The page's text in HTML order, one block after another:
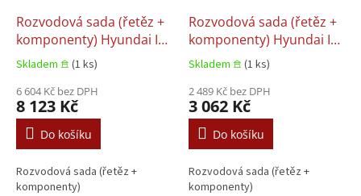
Rozvodová sada (řetěz +
komponenty) Hyundai I10
I, Hyundai I20 I, Hyundai
I30, Hyundai I40 I,
Hyundai I40 I CW,
Hyundai IX20, Hyundai
MATRIX KIA CEE'D, Kia
CERATO I, Kia OPTIMA, Kia
PICANTO I 1.1D-1.7D
03.2003+
Skladem 𖠿 (1 ks)
6 604 Kč bez DPH
8 123 Kč
Do košíku
Rozvodová sada (řetěz +
komponenty)
Rozvodová sada (řetěz +
komponenty) Hyundai I20
I, Hyundai I30, Hyundai
IX20, Hyundai TUCSON,
Hyundai VELOSTER KIA
CARENS III, CEE'D, Kia
CERATO I, Kia CERATO II
1.4-1.6LPG 04.2004+
Skladem 𖠿 (1 ks)
2 489 Kč bez DPH
3 062 Kč
Do košíku
Rozvodová sada (řetěz +
komponenty)